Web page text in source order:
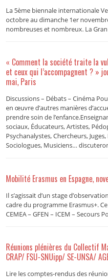
La 5ème biennale internationale
octobre au dimanche 1er
nombreuses et nombreux. La
« Comment la société traite la
et ceux qui l’accompagnent ? »
mai, Paris
Discussions – Débats – Cinéma
en œuvre d’autres manières
prendre soin de
sociaux, Éducateurs, Artistes,
Psychanalystes, Chercheurs,
Sociologues, Musiciens…
Mobilité Erasmus en Espagne,
Il s’agissait d’un stage
cadre du programme Erasmus+.
CEMEA – GFEN – ICEM – Secours
Réunions plénières du Collectif
CRAP/ FSU-SNUipp/ SE-UNSA/
Lire les comptes-rendus des